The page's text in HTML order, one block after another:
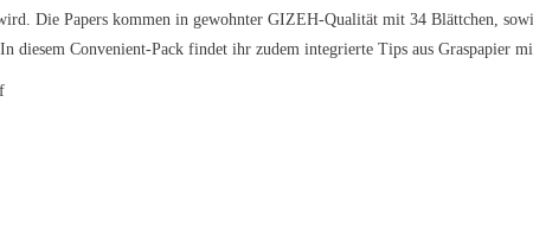
Die Papers kommen in gewohnter GIZEH-Qualität mit 34 Blättchen,
diesem Convenient-Pack findet ihr zudem integrierte Tips aus Graspapier